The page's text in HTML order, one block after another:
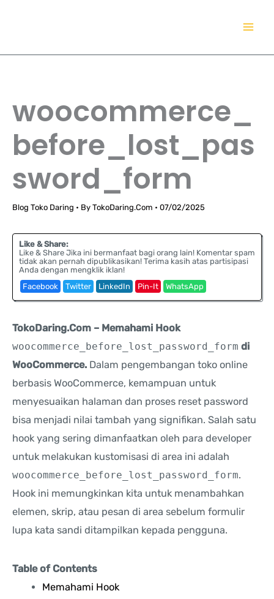
woocommerce_
before_lost_pas
sword_form
Blog Toko Daring • By TokoDaring.Com • 07/02/2025
Like & Share:
Like & Share Jika ini bermanfaat bagi orang lain! Komentar spam
tidak akan pernah dipublikasikan! Terima kasih atas partisipasi
Anda dengan mengklik iklan!
Facebook
Twitter LinkedIn Pin-It WhatsApp
TokoDaring.Com – Memahami Hook
woocommerce_before_lost_password_form di
WooCommerce. Dalam pengembangan toko online
berbasis WooCommerce, kemampuan untuk
menyesuaikan halaman dan proses reset password
bisa menjadi nilai tambah yang signifikan. Salah satu
hook yang sering dimanfaatkan oleh para developer
untuk melakukan kustomisasi di area ini adalah
woocommerce_before_lost_password_form.
Hook ini memungkinkan kita untuk menambahkan
elemen, skrip, atau pesan di area sebelum formulir
lupa kata sandi ditampilkan kepada pengguna.
Table of Contents
Memahami Hook